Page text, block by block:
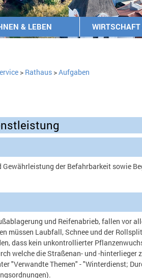
& LEBEN
> Rathaus>Aufgaben
der Befahrbarkeit sowie
und Reifenabrieb, fallen vor
müssen Laubfall, Schnee und der
dass kein unkontrollierter
welche die Straßenan- und -
"Verwandte Themen" - "Winterdienst;